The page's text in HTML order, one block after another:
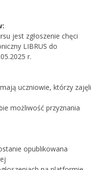
jest zgłoszenie chęci
LIBRUS do
r.
uczniowie, którzy zajęli
możliwość przyznania
opublikowana